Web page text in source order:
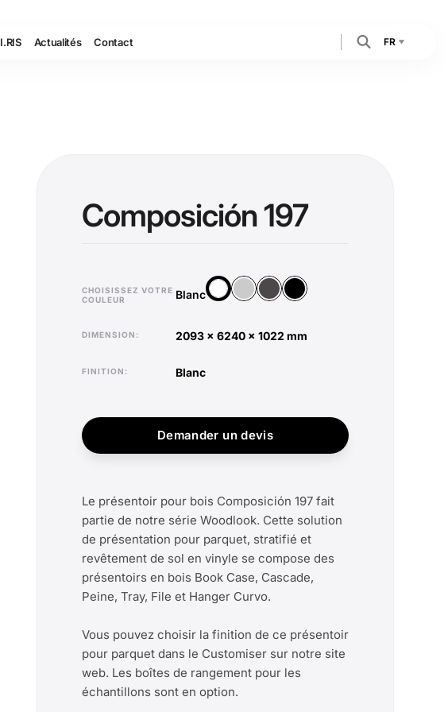
I.RIS Actualités Contact FR
Composición 197
CHOISISSEZ VOTRE
COULEUR
Blanc
BlancArgentAnthracite
Noir
DIMENSION 2093 x 6240 x 1022 mm
FINITION blanc
Demander un devis
Le présentoir pour bois Composición 197 fait
partie de notre série Woodlook. Cette solution
de présentation pour parquet, stratifié et
revêtement de sol en vinyle se compose des
présentoirs en bois Book Case, Cascade,
Peine, Tray, File et Hanger Curvo.
Vous pouvez choisir la finition de ce présentoir
pour parquet dans le Customiser sur notre site
web. Les boîtes de rangement pour les
échantillons sont en option.